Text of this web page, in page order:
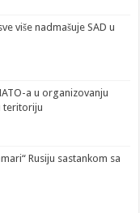
više nadmašuje SAD u
a u organizovanju
teritoriju
Rusiju sastankom sa